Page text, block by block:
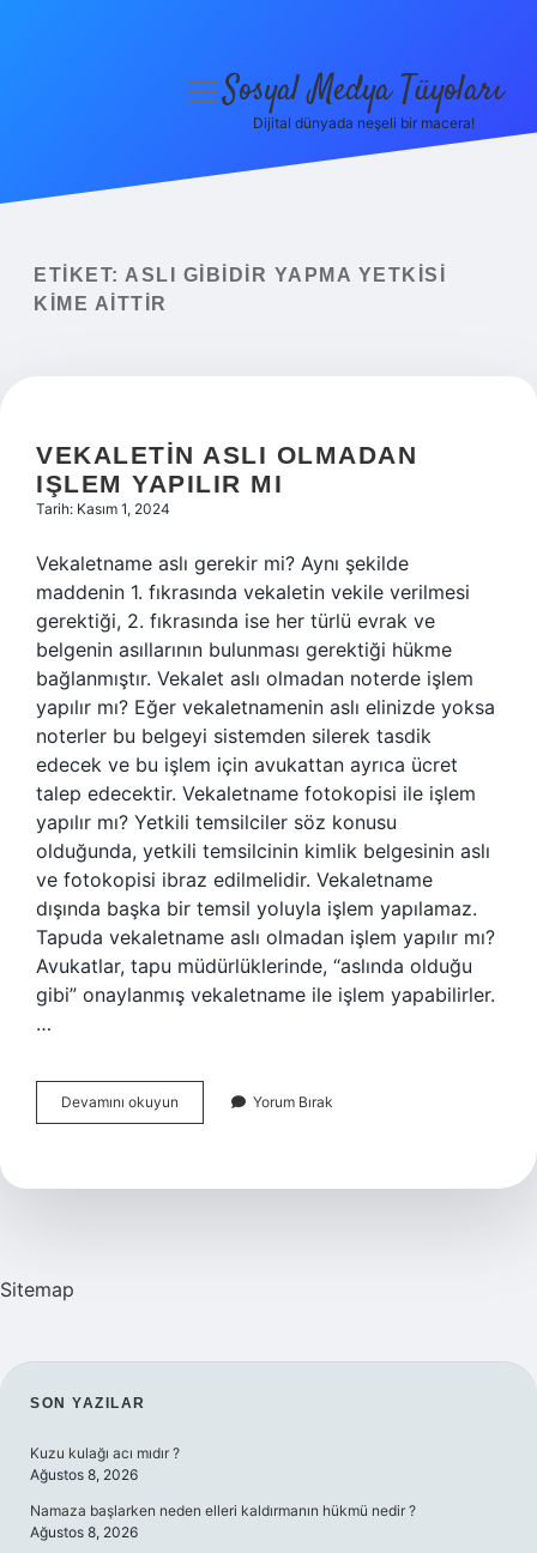
Yasal Uyarı
menüyüSosyal Medya Tüyoları
Dijital dünyada neşeli bir macera!
ETIKET: ASLI GIBIDIR YAPMA YETKISI
KIME AITTIR
VEKALETIN ASLI OLMADAN
IŞLEM YAPILIR MI
Tarih: Kasım 1, 2024
Vekaletname aslı gerekir mi? Aynı şekilde
maddenin 1. fıkrasında vekaletin vekile verilmesi
gerektiği, 2. fıkrasında ise her türlü evrak ve
belgenin asıllarının bulunması gerektiği hükme
bağlanmıştır. Vekalet aslı olmadan noterde işlem
yapılır mı? Eğer vekaletnamenin aslı elinizde yoksa
noterler bu belgeyi sistemden silerek tasdik
edecek ve bu işlem için avukattan ayrıca ücret
talep edecektir. Vekaletname fotokopisi ile işlem
yapılır mı? Yetkili temsilciler söz konusu
olduğunda, yetkili temsilcinin kimlik belgesinin aslı
ve fotokopisi ibraz edilmelidir. Vekaletname
dışında başka bir temsil yoluyla işlem yapılamaz.
Tapuda vekaletname aslı olmadan işlem yapılır mı?
Avukatlar, tapu müdürlüklerinde, “aslında olduğu
gibi” onaylanmış vekaletname ile işlem yapabilirler.
…
Devamını okuyun Vekaletin
Aslı
Yapılır
Yorum Bırak
Sitemap
SIDEBAR
SON YAZILAR
Kuzu kulağı acı mıdır ?
Ağustos 8, 2026
Namaza başlarken neden elleri kaldırmanın hükmü nedir ?
Ağustos 8, 2026